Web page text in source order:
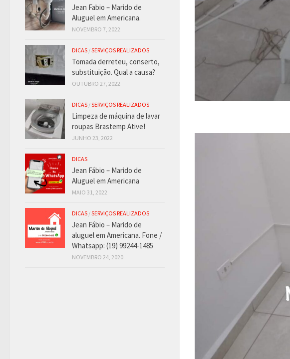
Jean Fabio – Marido de
Aluguel em Americana.
NOVEMBRO 7, 2022
DICAS /SERVIÇOS REALIZADOS
Tomada derreteu, conserto,
substituição. Qual a causa?
OUTUBRO 27, 2022
DICAS /SERVIÇOS REALIZADOS
Limpeza de máquina de lavar
roupas Brastemp Ative!
JUNHO 23, 2022
DICAS
Jean Fábio – Marido de
Aluguel em Americana
MAIO 31, 2022
DICAS /SERVIÇOS REALIZADOS
Jean Fábio – Marido de
aluguel em Americana. Fone /
Whatsapp: (19) 99244-1485
NOVEMBRO 24, 2020